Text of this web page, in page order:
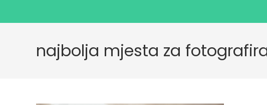
najbolja mjesta za